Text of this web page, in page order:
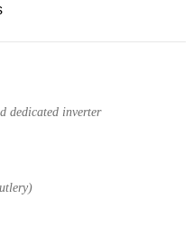
dedicated inverter